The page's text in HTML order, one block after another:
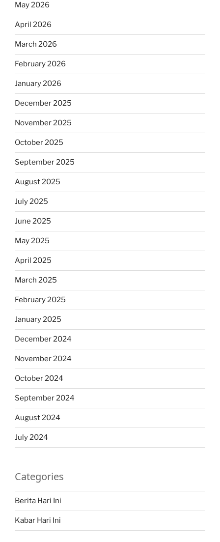
May 2026
April 2026
March 2026
February 2026
January 2026
December 2025
November 2025
October 2025
September 2025
August 2025
July 2025
June 2025
May 2025
April 2025
March 2025
February 2025
January 2025
December 2024
November 2024
October 2024
September 2024
August 2024
July 2024
Categories
Berita Hari Ini
Kabar Hari Ini